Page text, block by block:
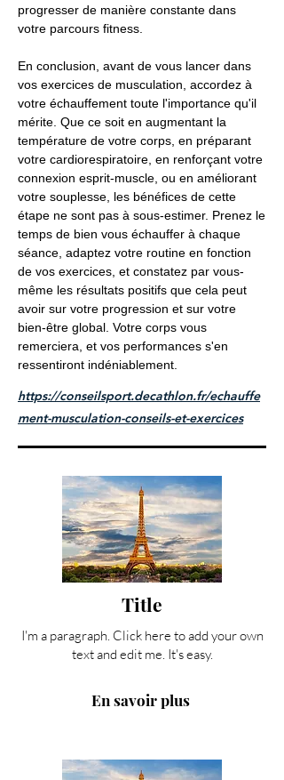
progresser de manière constante dans
votre parcours fitness.
En conclusion, avant de vous lancer dans
vos exercices de musculation, accordez à
votre échauffement toute l'importance qu'il
mérite. Que ce soit en augmentant la
température de votre corps, en préparant
votre cardiorespiratoire, en renforçant votre
connexion esprit-muscle, ou en améliorant
votre souplesse, les bénéfices de cette
étape ne sont pas à sous-estimer. Prenez le
temps de bien vous échauffer à chaque
séance, adaptez votre routine en fonction
de vos exercices, et constatez par vous-
même les résultats positifs que cela peut
avoir sur votre progression et sur votre
bien-être global. Votre corps vous
remerciera, et vos performances s'en
ressentiront indéniablement.
https://conseilsport.decathlon.fr/echauffe
ment-musculation-conseils-et-exercices
Title
I'm a paragraph. Click here to add your own
text and edit me. It's easy.
En savoir plus